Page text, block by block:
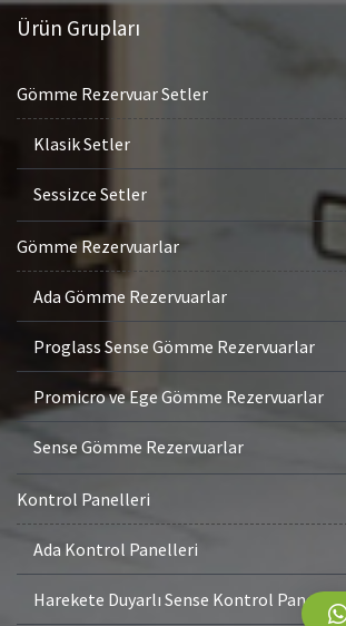
Ürün Grupları
Gömme Rezervuar Setler
Klasik Setler
Sessizce Setler
Gömme Rezervuarlar
Ada Gömme Rezervuarlar
Proglass Sense Gömme Rezervuarlar
Promicro ve Ege Gömme Rezervuarlar
Sense Gömme Rezervuarlar
Kontrol Panelleri
Ada Kontrol Panelleri
Harekete Duyarlı Sense Kontrol Panelleri